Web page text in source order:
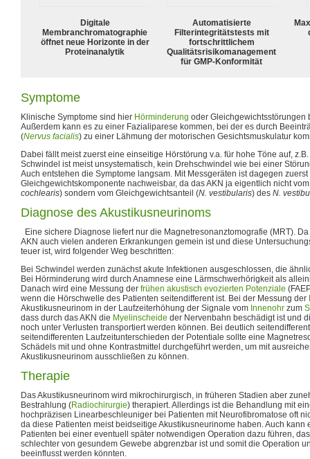
Digitale
Membranchromatographie
öffnet neue Horizonte in der
Proteinanalytik
Automatisierte
Filterintegritätstests mit
fortschrittlichem
Qualitätsrisikomanagement
für GMP-Konformität
Symptome
Klinische Symptome sind hier Hörminderung oder Gleichgewichtsstörungen
Außerdem kann es zu einer Fazialiparese kommen, bei der es durch
(Nervus facialis) zu einer Lähmung der motorischen Gesichtsmuskulatur
Dabei fällt meist zuerst eine einseitige Hörstörung v.a. für hohe Töne auf,
Schwindel ist meist unsystematisch, kein Drehschwindel wie bei einer
Auch entstehen die Symptome langsam. Mit Messgeräten ist dagegen zuerst
Gleichgewichtskomponente nachweisbar, da das AKN ja eigentlich nicht
cochlearis) sondern vom Gleichgewichtsanteil (N. vestibularis) des N.
Diagnose des Akustikusneurinoms
Eine sichere Diagnose liefert nur die Magnetresonanztomografie (MRT).
AKN auch vielen anderen Erkrankungen gemein ist und diese
teuer ist, wird folgender Weg beschritten:
Bei Schwindel werden zunächst akute Infektionen ausgeschlossen, die
Bei Hörminderung wird durch Anamnese eine Lärmschwerhörigkeit als
Danach wird eine Messung der frühen akustisch evozierten Potenziale
wenn die Hörschwelle des Patienten seitendifferent ist. Bei der Messung der
Akustikusneurinom in der Laufzeiterhöhung der Signale vom Innenohr zum
dass durch das AKN die Myelinscheide der Nervenbahn beschädigt ist und
noch unter Verlusten transportiert werden können. Bei deutlich
seitendifferenten Laufzeitunterschieden der Potentiale sollte eine
Schädels mit und ohne Kontrastmittel durchgeführt werden, um mit
Akustikusneurinom ausschließen zu können.
Therapie
Das Akustikusneurinom wird mikrochirurgisch, in früheren Stadien aber
Bestrahlung (Radiochirurgie) therapiert. Allerdings ist die Behandlung mit
hochpräzisen Linearbeschleuniger bei Patienten mit Neurofibromatose oft
da diese Patienten meist beidseitige Akustikusneurinome haben. Auch kann
Patienten bei einer eventuell später notwendigen Operation dazu führen,
schlechter von gesundem Gewebe abgrenzbar ist und somit die Operation
beeinflusst werden könnten.